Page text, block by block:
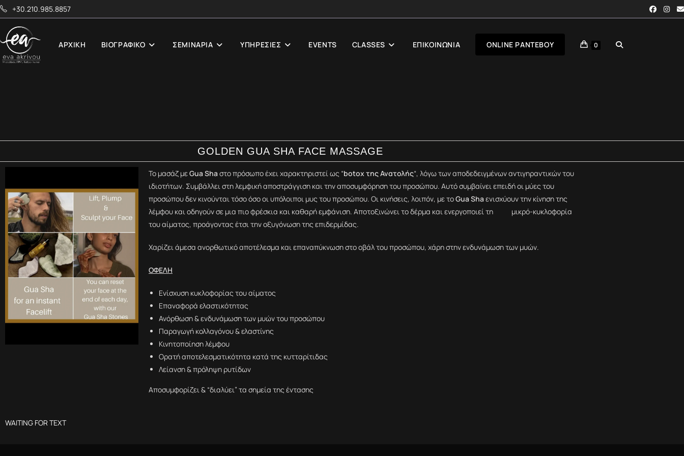
+30.210.985.8857
ΑΡΧΙΚΉ ΒΙΟΓΡΑΦΙΚΌ ΣΕΜΙΝΑΡΙΑ ΥΠΗΡΕΣΙΕΣ EVENTS CLASSES ΕΠΙΚΟΙΝΩΝΙΑ ONLINE ΡΑΝΤΕΒΟΎ 0
GOLDEN GUA SHA FACE MASSAGE
Το μασάζ μεGua Shaστο πρόσωπο έχει χαρακτηριστεί ως “botox της Ανατολής“, λόγω των αποδεδειγμένων αντιγηραντικών του
ιδιοτήτων. Συμβάλλει στη λεμφική αποστράγγιση και την αποσυμφόρηση του προσώπου. Αυτό συμβαίνει επειδή οι μύες του
προσώπου δεν κινούνται τόσο όσο οι υπόλοιποι μυς του προσώπου. Οι κινήσεις, λοιπόν, με τοGua Shaενισχύουν την κίνηση της
λέμφου και οδηγούν σε μια πιο φρέσκια και καθαρή εμφάνιση. Αποτοξινώνειτο δέρμα και ενεργοποιεί τη μικρό-κυκλοφορία
του αίματος, προάγοντας έτσι την οξυγόνωση της επιδερμίδας.
Χαρίζει άμεσα ανορθωτικό αποτέλεσμα και επαναπύκνωσηστο οβάλ του προσώπου, χάρη στην ενδυνάμωση των μυών.
ΟΦΕΛΗ
Ενίσχυση κυκλοφορίας του αίματος
Επαναφορά ελαστικότητας
Ανόρθωση & ενδυνάμωση των μυών του προσώπου
Παραγωγή κολλαγόνου & ελαστίνης
Κινητοποίηση λέμφου
Ορατή αποτελεσματικότητα κατά της κυτταρίτιδας
Λείανση & πρόληψη ρυτίδων
Αποσυμφορίζει & “διαλύει” τα σημεία της έντασης
WAITING FOR TEXT